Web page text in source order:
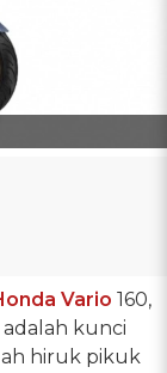
Vario 160,
kunci
hiruk pikuk